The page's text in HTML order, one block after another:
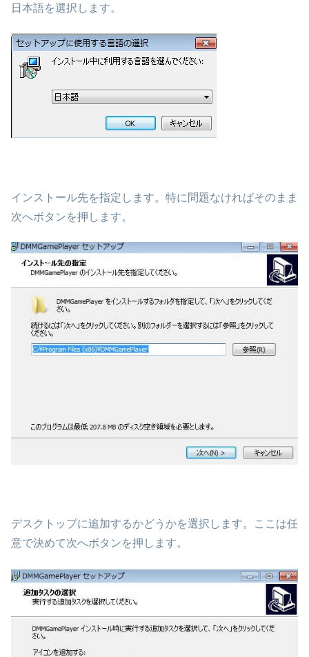
日本語を選択します。
インストール先を指定します。特に問題なければそのまま
次へボタンを押します。
デスクトップに追加するかどうかを選択します。ここは任
意で決めて次へボタンを押します。